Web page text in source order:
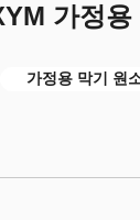
가정용
가정용 막기 원